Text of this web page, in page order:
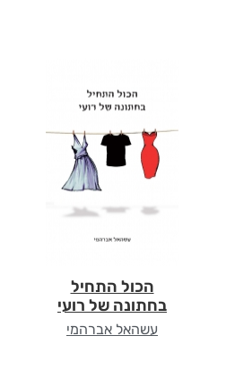
הכול התחיל
בחתונה של רועי
עשהאל אברהמי